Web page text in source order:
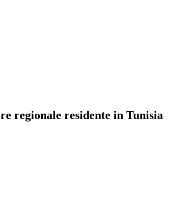
regionale residente in Tunisia